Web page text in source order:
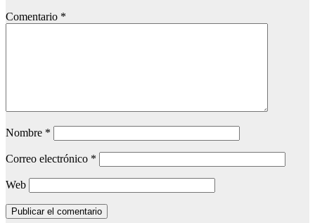
Comentario *
Nombre *
Correo electrónico *
Web